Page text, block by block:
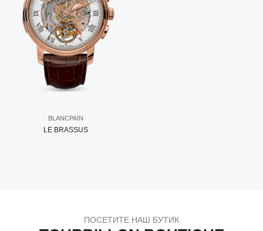
BLANCPAIN
LE BRASSUS
ПОСЕТИТЕ НАШ БУТИК